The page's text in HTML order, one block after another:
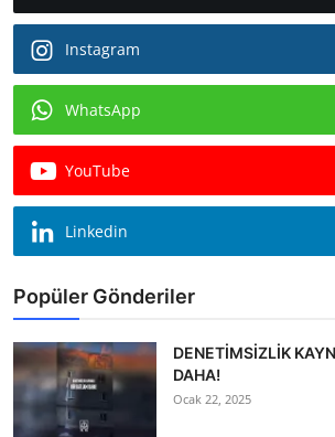
Instagram
WhatsApp
YouTube
Linkedin
Popüler Gönderiler
DENETİMSİZLİK
DAHA!
Ocak 22, 2025